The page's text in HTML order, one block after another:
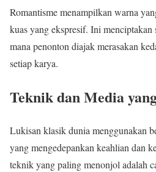
Romantisme menampilkan warna
kuas yang ekspresif. Ini menciptakan
mana penonton diajak merasakan
setiap karya.
Teknik dan Media
Lukisan klasik dunia menggunakan
yang mengedepankan keahlian dan
teknik yang paling menonjol adalah